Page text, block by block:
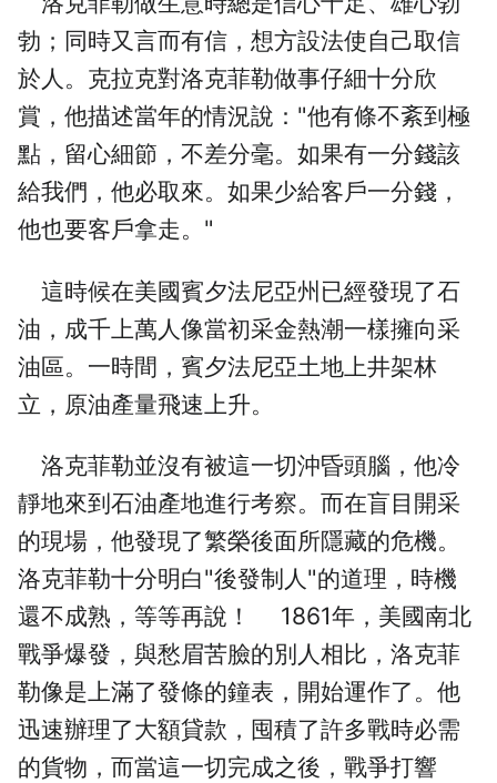
勃；同時又言而有信，想方設法使自己取信
於人。克拉克對洛克菲勒做事仔細十分欣
賞，他描述當年的情況說："他有條不紊到極
點，留心細節，不差分毫。如果有一分錢該
給我們，他必取來。如果少給客戶一分錢，
他也要客戶拿走。"
這時候在美國賓夕法尼亞州已經發現了石
油，成千上萬人像當初采金熱潮一樣擁向采
油區。一時間，賓夕法尼亞土地上井架林
立，原油產量飛速上升。
洛克菲勒並沒有被這一切沖昏頭腦，他冷
靜地來到石油產地進行考察。而在盲目開采
的現場，他發現了繁榮後面所隱藏的危機。
洛克菲勒十分明白"後發制人"的道理，時機
還不成熟，等等再說！ 1861年，美國南北
戰爭爆發，與愁眉苦臉的別人相比，洛克菲
勒像是上滿了發條的鐘表，開始運作了。他
迅速辦理了大額貸款，囤積了許多戰時必需
的貨物，而當這一切完成之後，戰爭打響